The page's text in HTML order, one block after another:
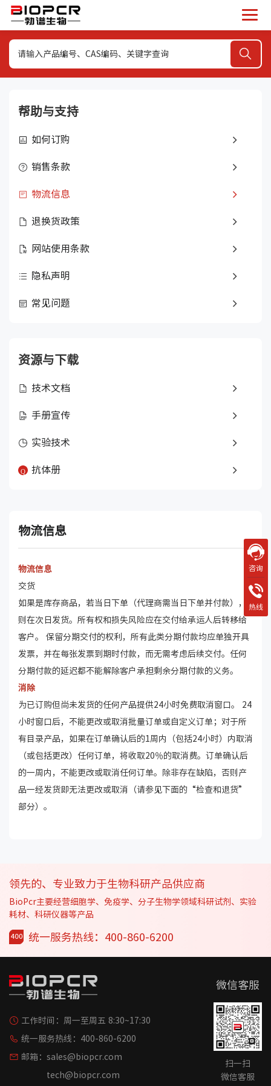
帮助与支持
如何订购
销售条款
物流信息
退换货政策
网站使用条款
隐私声明
常见问题
资源与下载
技术文档
手册宣传
实验技术
抗体册
物流信息
物流信息
交货
如果是库存商品，若当日下单（代理商需当日下单并付款），
则在次日发货。所有权和损失风险应在交付给承运人后转移给
客户。 保留分期交付的权利，所有此类分期付款均应单独开具
发票，并在每张发票到期时付款，而无需考虑后续交付。任何
分期付款的延迟都不能解除客户承担剩余分期付款的义务。
消除
为已订购但尚未发货的任何产品提供24小时免费取消窗口。 24
小时窗口后，不能更改或取消批量订单或自定义订单；对于所
有目录产品，如果在订单确认后的1周内（包括24小时）内取消
（或包括更改）任何订单，将收取20％的取消费。订单确认后
的一周内，不能更改或取消任何订单。除非存在缺陷，否则产
品一经发货即无法更改或取消（请参见下面的“检查和退货”
部分）。
领先的、专业致力于生物科研产品供应商
BioPcr主要经营细胞学、免疫学、分子生物学领域科研试剂、实验
耗材、科研仪器等产品
统一服务热线：400-860-6200
工作时间： 周一至周五 8:30~17:30
统一服务热线： 400-860-6200
邮箱： sales@biopcr.com
tech@biopcr.com
微信客服
扫一扫
微信客服
咨询
热线